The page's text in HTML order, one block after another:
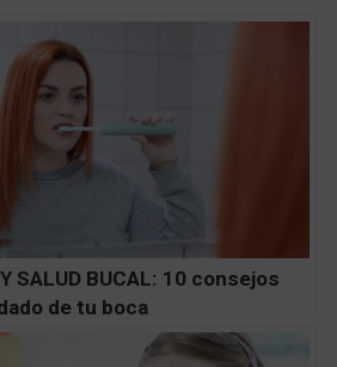
SALUD BUCAL: 10 consejos
de tu boca